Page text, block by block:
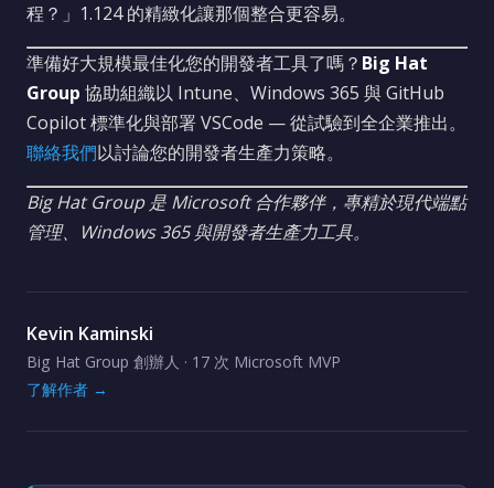
程？」1.124 的精緻化讓那個整合更容易。
準備好大規模最佳化您的開發者工具了嗎？ Big Hat
Group 協助組織以 Intune、Windows 365 與 GitHub
Copilot 標準化與部署 VSCode — 從試驗到全企業推出。
聯絡我們以討論您的開發者生產力策略。
Big Hat Group 是 Microsoft 合作夥伴，專精於現代端點
管理、Windows 365 與開發者生產力工具。
Kevin Kaminski
Big Hat Group 創辦人 · 17 次 Microsoft MVP
了解作者 →